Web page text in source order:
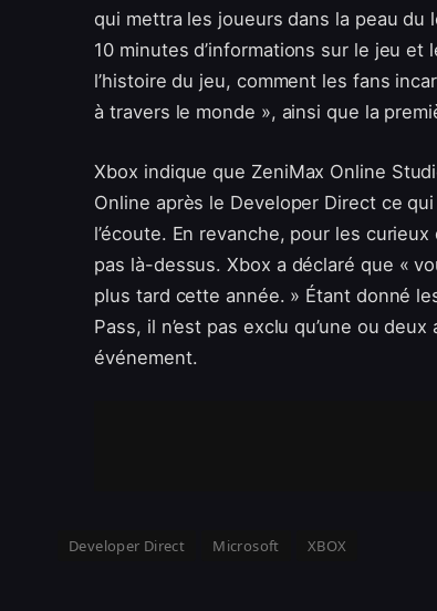
qui mettra les joueurs dans la peau du
10 minutes d’informations sur le jeu
l’histoire du jeu, comment les fans
à travers le monde », ainsi que la
Xbox indique que ZeniMax Online
Online après le Developer Direct ce
l’écoute. En revanche, pour les
pas là-dessus. Xbox a déclaré que «
plus tard cette année. » Étant donné
Pass, il n’est pas exclu qu’une ou
événement.
Developer Direct Microsoft XBOX